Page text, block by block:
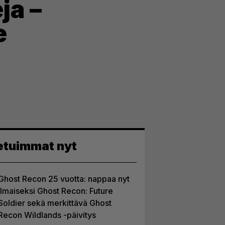
–
nyt
Recon 25 vuotta: nappaa nyt
Ghost Recon: Future
sekä merkittävä Ghost
Wildlands -päivitys